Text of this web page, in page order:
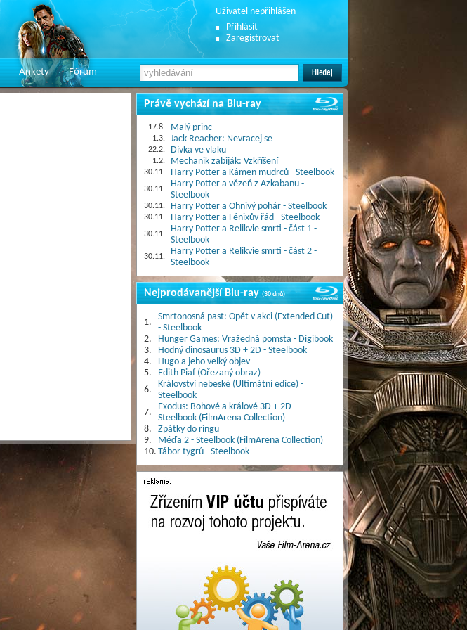
Uživatel nepřihlášen
Přihlásit
Zaregistrovat
Ankety Fórum
Právě vychází na Blu-ray
17.8. Malý princ
1.3. Jack Reacher: Nevracej se
22.2. Dívka ve vlaku
1.2. Mechanik zabiják: Vzkříšení
30.11. Harry Potter a Kámen mudrců - Steelbook
30.11.
Harry Potter a vězeň z Azkabanu -
Steelbook
30.11. Harry Potter a Ohnivý pohár - Steelbook
30.11. Harry Potter a Fénixův řád - Steelbook
30.11.
Harry Potter a Relikvie smrti - část 1 -
Steelbook
30.11.
Harry Potter a Relikvie smrti - část 2 -
Steelbook
Nejprodávanější Blu-ray(30 dnů)
1.
Smrtonosná past: Opět v akci (Extended Cut)
- Steelbook
2.
Hunger Games: Vražedná pomsta - Digibook
3.
Hodný dinosaurus 3D + 2D - Steelbook
4.
Hugo a jeho velký objev
5.
Edith Piaf (Ořezaný obraz)
6.
Království nebeské (Ultimátní edice) -
Steelbook
7.
Exodus: Bohové a králové 3D + 2D -
Steelbook (FilmArena Collection)
8.
Zpátky do ringu
9.
Méďa 2 - Steelbook (FilmArena Collection)
10. Tábor tygrů - Steelbook